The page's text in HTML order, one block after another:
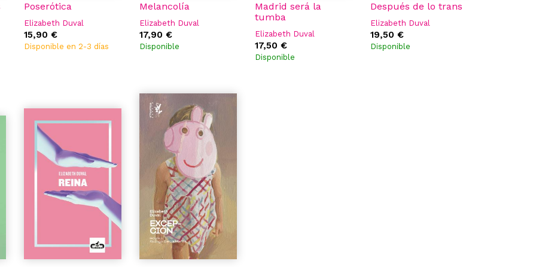
Poserótica
Elizabeth Duval
15,90 €
Disponible en 2-3 días
Melancolía
Elizabeth Duval
17,90 €
Disponible
Madrid será la
tumba
Elizabeth Duval
17,50 €
Disponible
Después de lo trans
Elizabeth Duval
19,50 €
Disponible